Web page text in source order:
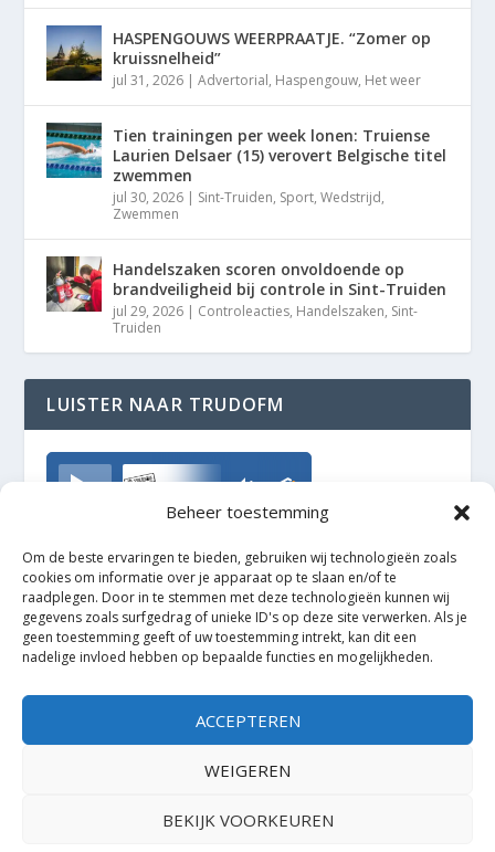
Beheer toestemming
Om de beste ervaringen te bieden, gebruiken wij technologieën zoals
cookies om informatie over je apparaat op te slaan en/of te
raadplegen. Door in te stemmen met deze technologieën kunnen wij
gegevens zoals surfgedrag of unieke ID's op deze site verwerken. Als je
geen toestemming geeft of uw toestemming intrekt, kan dit een
nadelige invloed hebben op bepaalde functies en mogelijkheden.
ACCEPTEREN
WEIGEREN
BEKIJK VOORKEUREN
HASPENGOUWS WEERPRAATJE. “Zomer op
kruissnelheid”
jul 31, 2026 |Advertorial, Haspengouw, Het weer
Tien trainingen per week lonen: Truiense
Laurien Delsaer (15) verovert Belgische titel
zwemmen
jul 30, 2026 | Sint-Truiden, Sport,Wedstrijd,
Zwemmen
Handelszaken scoren onvoldoende op
brandveiligheid bij controle in Sint-Truiden
jul 29, 2026 | Controleacties, Handelszaken, Sint-
Truiden
LUISTER NAAR TRUDOFM
TrudoFM
Elegant Themes| Mogelijk gemaakt door